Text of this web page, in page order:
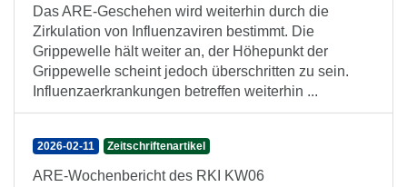
Das ARE-Geschehen wird weiterhin durch die
Zirkulation von Influenzaviren bestimmt. Die
Grippewelle hält weiter an, der Höhepunkt der
Grippewelle scheint jedoch überschritten zu sein.
Influenzaerkrankungen betreffen weiterhin ...
2026-02-11 Zeitschriftenartikel
ARE-Wochenbericht des RKI KW06